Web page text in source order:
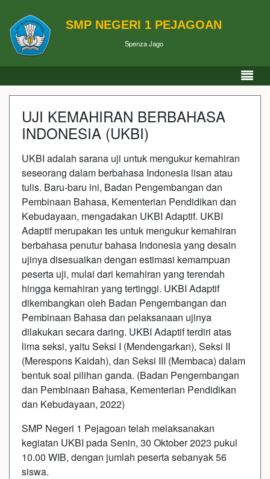
SMP NEGERI 1 PEJAGOAN
Spenza Jago
UJI KEMAHIRAN BERBAHASA
INDONESIA (UKBI)
UKBI adalah sarana uji untuk mengukur kemahiran
seseorang dalam berbahasa Indonesia lisan atau
tulis. Baru-baru ini, Badan Pengembangan dan
Pembinaan Bahasa, Kementerian Pendidikan dan
Kebudayaan, mengadakan UKBI Adaptif. UKBI
Adaptif merupakan tes untuk mengukur kemahiran
berbahasa penutur bahasa Indonesia yang desain
ujinya disesuaikan dengan estimasi kemampuan
peserta uji, mulai dari kemahiran yang terendah
hingga kemahiran yang tertinggi. UKBI Adaptif
dikembangkan oleh Badan Pengembangan dan
Pembinaan Bahasa dan pelaksanaan ujinya
dilakukan secara daring. UKBI Adaptif terdiri atas
lima seksi, yaitu Seksi I (Mendengarkan), Seksi II
(Merespons Kaidah), dan Seksi III (Membaca) dalam
bentuk soal pilihan ganda. (Badan Pengembangan
dan Pembinaan Bahasa, Kementerian Pendidikan
dan Kebudayaan, 2022)
SMP Negeri 1 Pejagoan telah melaksanakan
kegiatan UKBI pada Senin, 30 Oktober 2023 pukul
10.00 WIB, dengan jumlah peserta sebanyak 56
siswa.